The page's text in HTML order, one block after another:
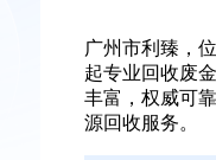
广州市利臻，
起专业回收废
丰富，权威可
源回收服务。